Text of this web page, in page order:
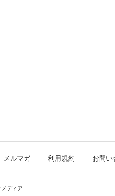
メルマガ 利用規約 お問い
メディア